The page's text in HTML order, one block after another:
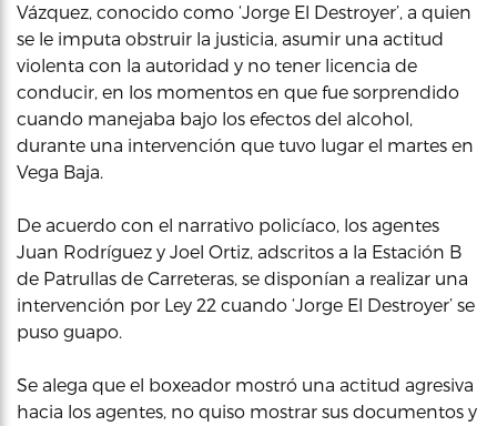
Vázquez, conocido como ‘Jorge El Destroyer’, a quien
se le imputa obstruir la justicia, asumir una actitud
violenta con la autoridad y no tener licencia de
conducir, en los momentos en que fue sorprendido
cuando manejaba bajo los efectos del alcohol,
durante una intervención que tuvo lugar el martes en
Vega Baja.
De acuerdo con el narrativo policíaco, los agentes
Juan Rodríguez y Joel Ortiz, adscritos a la Estación B
de Patrullas de Carreteras, se disponían a realizar una
intervención por Ley 22 cuando ‘Jorge El Destroyer’ se
puso guapo.
Se alega que el boxeador mostró una actitud agresiva
hacia los agentes, no quiso mostrar sus documentos y